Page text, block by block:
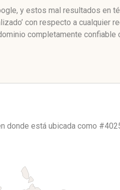
y estos mal resultados en
con respecto a cualquier
completamente
donde está ubicada como